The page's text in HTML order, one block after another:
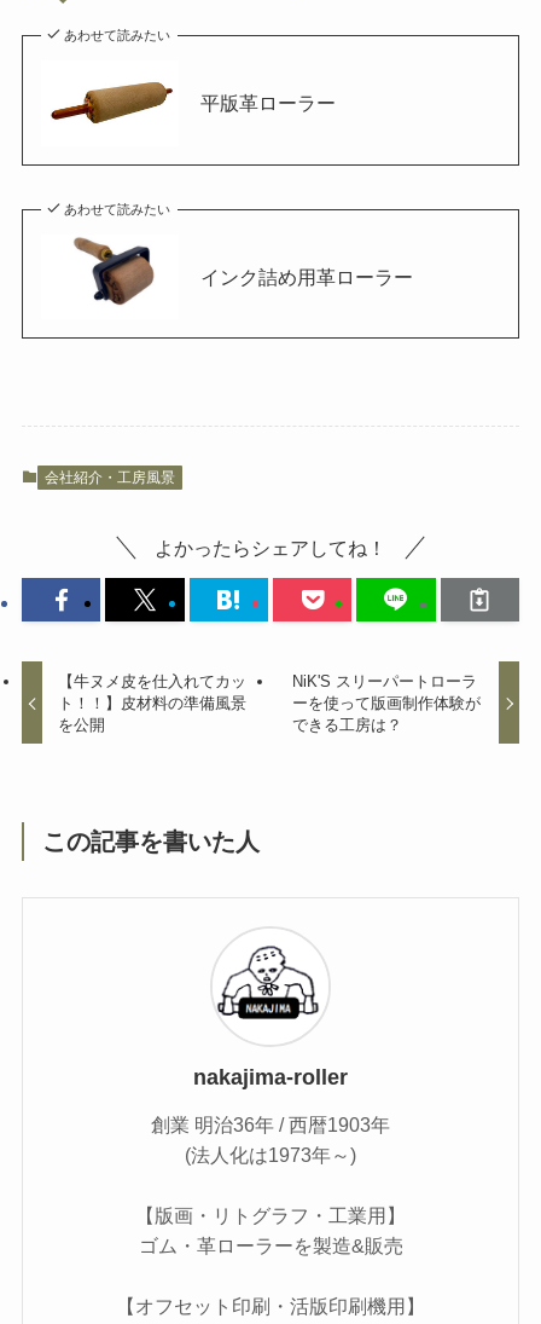
あわせて読みたい
平版革ローラー
あわせて読みたい
インク詰め用革ローラー
会社紹介・工房風景
よかったらシェアしてね！
【牛ヌメ皮を仕入れてカッ
ト！！】皮材料の準備風景
を公開
NiK'S スリーパートローラ
ーを使って版画制作体験が
できる工房は？
この記事を書いた人
nakajima-roller
創業 明治36年 / 西暦1903年
(法人化は1973年～)
【版画・リトグラフ・工業用】
ゴム・革ローラーを製造&販売
【オフセット印刷・活版印刷機用】